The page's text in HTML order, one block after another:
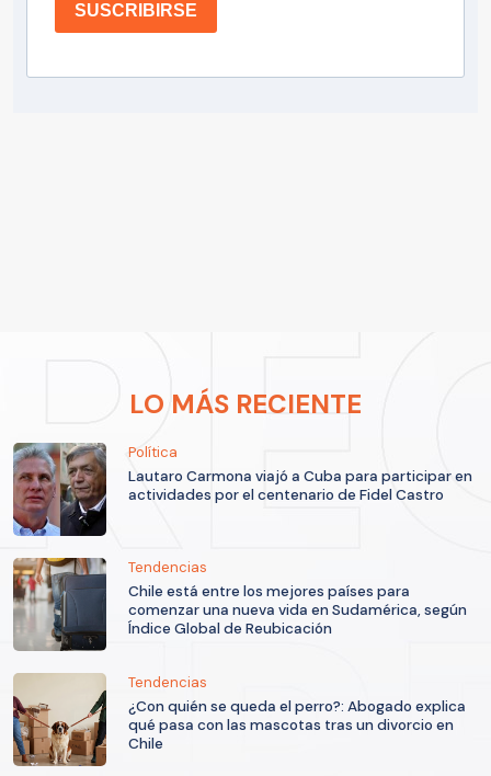
SUSCRIBIRSE
LO MÁS RECIENTE
Política
Lautaro Carmona viajó a Cuba para participar en
actividades por el centenario de Fidel Castro
Tendencias
Chile está entre los mejores países para
comenzar una nueva vida en Sudamérica, según
Índice Global de Reubicación
Tendencias
¿Con quién se queda el perro?: Abogado explica
qué pasa con las mascotas tras un divorcio en
Chile